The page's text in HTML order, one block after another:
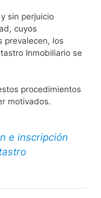
sin perjuicio
cuyos
prevalecen, los
Inmobiliario se
procedimientos
motivados.
e inscripción